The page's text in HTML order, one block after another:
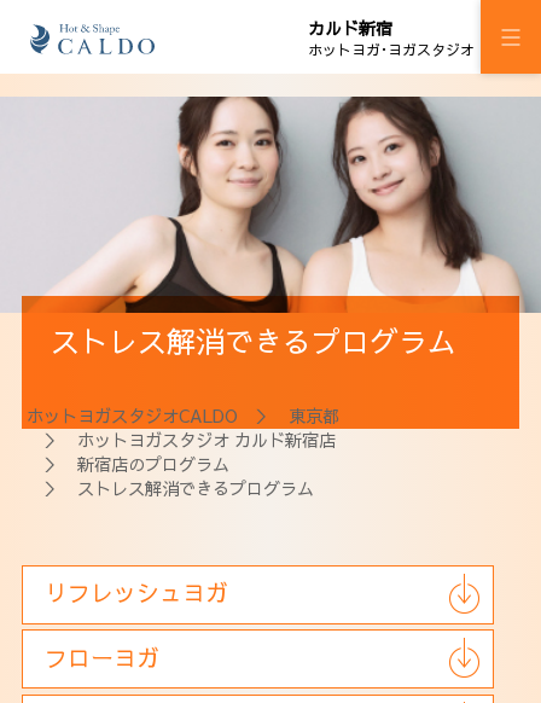
カルド新宿
ホットヨガ･ヨガスタジオ
スケジュール
マシンピラティス
料金
ウェルチケ
法人会員
ストレス解消できるプログラム
ホットヨガスタジオCALDO ＞ 東京都
＞ ホットヨガスタジオ カルド新宿店
＞新宿店のプログラム
＞ ストレス解消できるプログラム
リフレッシュヨガ
フローヨガ